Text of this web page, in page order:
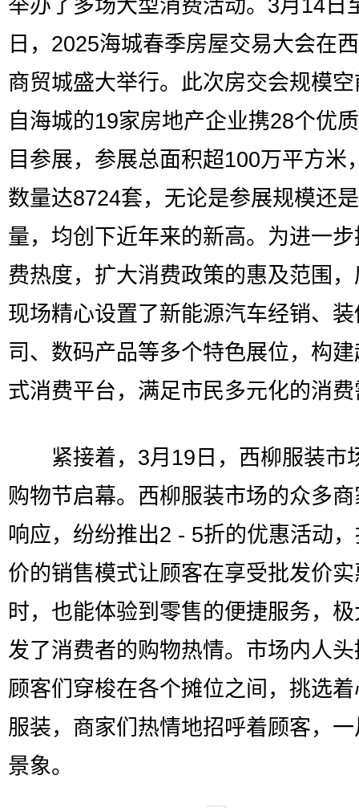
举办了多场大型消费活动。3月14日
日，2025海城春季房屋交易大会在
商贸城盛大举行。此次房交会规模
自海城的19家房地产企业携28个优
目参展，参展总面积超100万平方米
数量达8724套，无论是参展规模还
量，均创下近年来的新高。为进一
费热度，扩大消费政策的惠及范围
现场精心设置了新能源汽车经销、
司、数码产品等多个特色展位，构
式消费平台，满足市民多元化的消
紧接着，3月19日，西柳服装市
购物节启幕。西柳服装市场的众多
响应，纷纷推出2 - 5折的优惠活动
价的销售模式让顾客在享受批发价
时，也能体验到零售的便捷服务，
发了消费者的购物热情。市场内人
顾客们穿梭在各个摊位之间，挑选
服装，商家们热情地招呼着顾客，
景象。